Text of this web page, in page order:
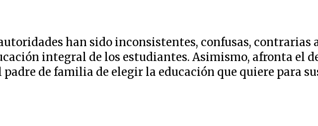
han sido inconsistentes, confusas, contrarias
integral de los estudiantes. Asimismo, afronta el
de familia de elegir la educación que quiere para